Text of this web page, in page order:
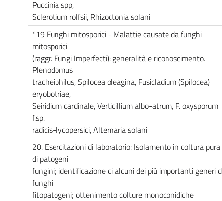
Puccinia spp,
Sclerotium rolfsii, Rhizoctonia solani
*19 Funghi mitosporici - Malattie causate da funghi
mitosporici
(raggr. Fungi Imperfecti): generalità e riconoscimento.
Plenodomus
tracheiphilus, Spilocea oleagina, Fusicladium (Spilocea)
eryobotriae,
Seiridium cardinale, Verticillium albo-atrum, F. oxysporum
f.sp.
radicis-lycopersici, Alternaria solani
20. Esercitazioni di laboratorio: Isolamento in coltura pura
di patogeni
fungini; identificazione di alcuni dei più importanti generi
funghi
fitopatogeni; ottenimento colture monoconidiche